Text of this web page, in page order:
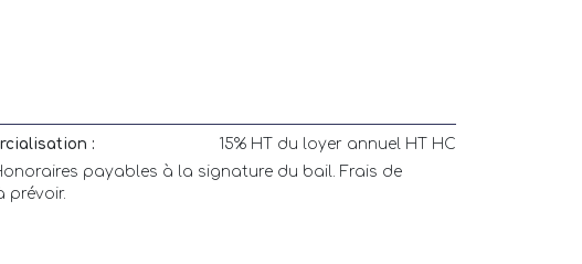
:
15% HT du loyer annuel HT HC
payables à la signature du bail. Frais de
prévoir.